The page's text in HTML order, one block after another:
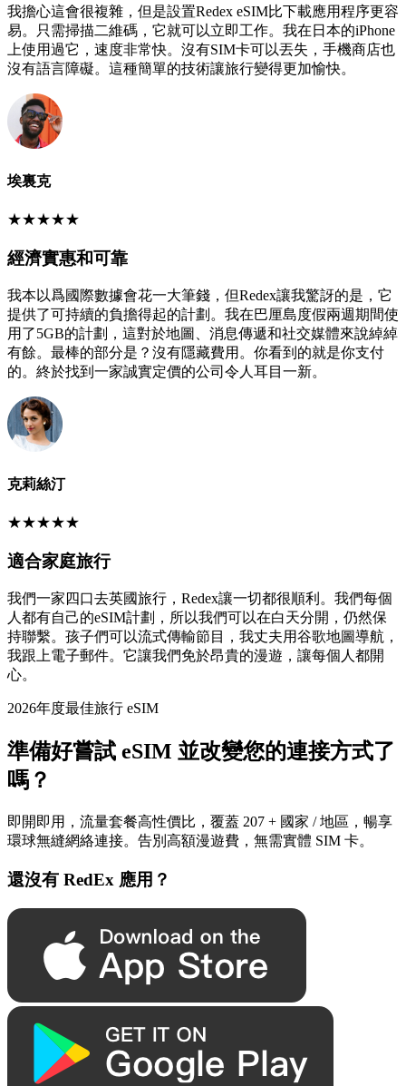
我擔心這會很複雜，但是設置Redex eSIM比下載應用程序更容
易。只需掃描二維碼，它就可以立即工作。我在日本的iPhone
上使用過它，速度非常快。沒有SIM卡可以丟失，手機商店也
沒有語言障礙。這種簡單的技術讓旅行變得更加愉快。
埃裏克
★★★★★
經濟實惠和可靠
我本以爲國際數據會花一大筆錢，但Redex讓我驚訝的是，它
提供了可持續的負擔得起的計劃。我在巴厘島度假兩週期間使
用了5GB的計劃，這對於地圖、消息傳遞和社交媒體來說綽綽
有餘。最棒的部分是？沒有隱藏費用。你看到的就是你支付
的。終於找到一家誠實定價的公司令人耳目一新。
克莉絲汀
★★★★★
適合家庭旅行
我們一家四口去英國旅行，Redex讓一切都很順利。我們每個
人都有自己的eSIM計劃，所以我們可以在白天分開，仍然保
持聯繫。孩子們可以流式傳輸節目，我丈夫用谷歌地圖導航，
我跟上電子郵件。它讓我們免於昂貴的漫遊，讓每個人都開
心。
2026年度最佳旅行 eSIM
準備好嘗試 eSIM 並改變您的連接方式了
嗎？
即開即用，流量套餐高性價比，覆蓋 207 + 國家 / 地區，暢享
環球無縫網絡連接。告別高額漫遊費，無需實體 SIM 卡。
還沒有 RedEx 應用？